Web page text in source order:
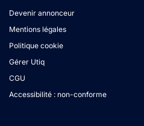
Devenir annonceur
Mentions légales
Politique cookie
Gérer Utiq
CGU
Accessibilité : non-conforme